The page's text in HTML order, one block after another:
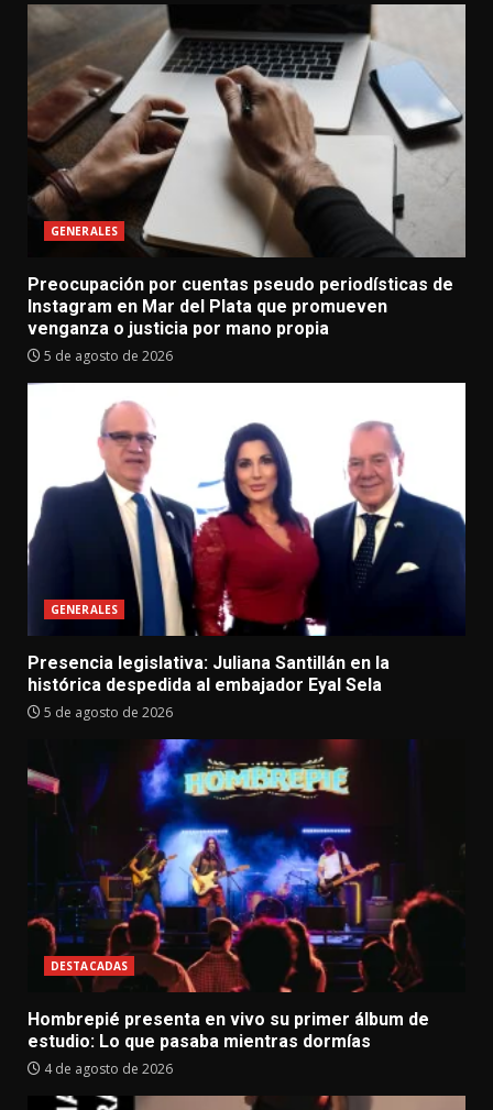
GENERALES
Preocupación por cuentas pseudo periodísticas de
Instagram en Mar del Plata que promueven
venganza o justicia por mano propia
5 de agosto de 2026
GENERALES
Presencia legislativa: Juliana Santillán en la
histórica despedida al embajador Eyal Sela
5 de agosto de 2026
DESTACADAS
Hombrepié presenta en vivo su primer álbum de
estudio: Lo que pasaba mientras dormías
4 de agosto de 2026